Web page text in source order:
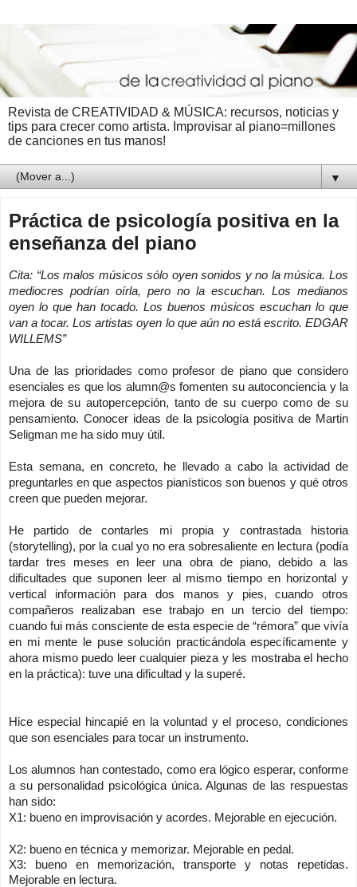
Revista de CREATIVIDAD & MÚSICA: recursos, noticias y
tips para crecer como artista. Improvisar al piano=millones
de canciones en tus manos!
▼
Práctica de psicología positiva en la
enseñanza del piano
Cita: “Los malos músicos sólo oyen sonidos y no la música. Los
mediocres podrían oírla, pero no la escuchan. Los medianos
oyen lo que han tocado. Los buenos músicos escuchan lo que
van a tocar. Los artistas oyen lo que aún no está escrito. EDGAR
WILLEMS”
Una de las prioridades como profesor de piano que considero
esenciales es que los alumn@s fomenten su autoconciencia y la
mejora de su autopercepción, tanto de su cuerpo como de su
pensamiento. Conocer ideas de la psicología positiva de Martin
Seligman me ha sido muy útil.
Esta semana, en concreto, he llevado a cabo la actividad de
preguntarles en que aspectos pianísticos son buenos y qué otros
creen que pueden mejorar.
He partido de contarles mi propia y contrastada historia
(storytelling), por la cual yo no era sobresaliente en lectura (podía
tardar tres meses en leer una obra de piano, debido a las
dificultades que suponen leer al mismo tiempo en horizontal y
vertical información para dos manos y pies, cuando otros
compañeros realizaban ese trabajo en un tercio del tiempo:
cuando fui más consciente de esta especie de “rémora” que vivía
en mi mente le puse solución practicándola específicamente y
ahora mismo puedo leer cualquier pieza y les mostraba el hecho
en la práctica): tuve una dificultad y la superé.
Hice especial hincapié en la voluntad y el proceso, condiciones
que son esenciales para tocar un instrumento.
Los alumnos han contestado, como era lógico esperar, conforme
a su personalidad psicológica única. Algunas de las respuestas
han sido:
X1: bueno en improvisación y acordes. Mejorable en ejecución.
X2: bueno en técnica y memorizar. Mejorable en pedal.
X3: bueno en memorización, transporte y notas repetidas.
Mejorable en lectura.